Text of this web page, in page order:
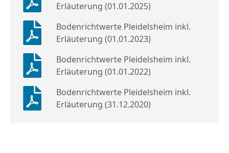
Erläuterung (01.01.2025)
Bodenrichtwerte Pleidelsheim inkl.
Erläuterung (01.01.2023)
Bodenrichtwerte Pleidelsheim inkl.
Erläuterung (01.01.2022)
Bodenrichtwerte Pleidelsheim inkl.
Erläuterung (31.12.2020)